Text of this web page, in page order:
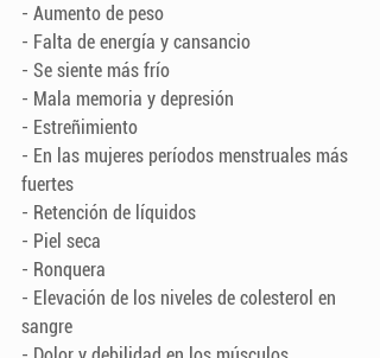
- Aumento de peso
- Falta de energía y cansancio
- Se siente más frío
- Mala memoria y depresión
- Estreñimiento
- En las mujeres períodos menstruales más
fuertes
- Retención de líquidos
- Piel seca
- Ronquera
- Elevación de los niveles de colesterol en
sangre